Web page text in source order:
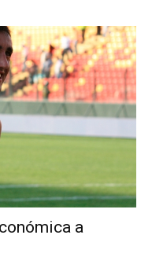
a